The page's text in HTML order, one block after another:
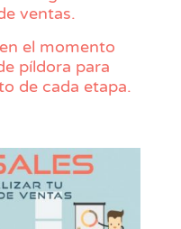
ventas.
el momento
píldora para
de cada etapa.